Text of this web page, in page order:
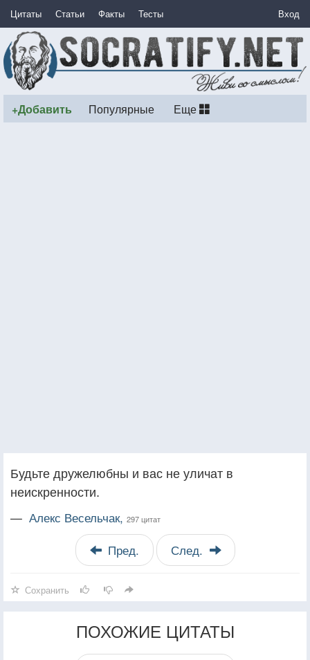
Цитаты Статьи Факты Тесты Вход
+Добавить Популярные Еще
Будьте дружелюбны и вас не уличат в
неискренности.
— Алекс Весельчак, 297 цитат
Пред. След.
Сохранить
ПОХОЖИЕ ЦИТАТЫ